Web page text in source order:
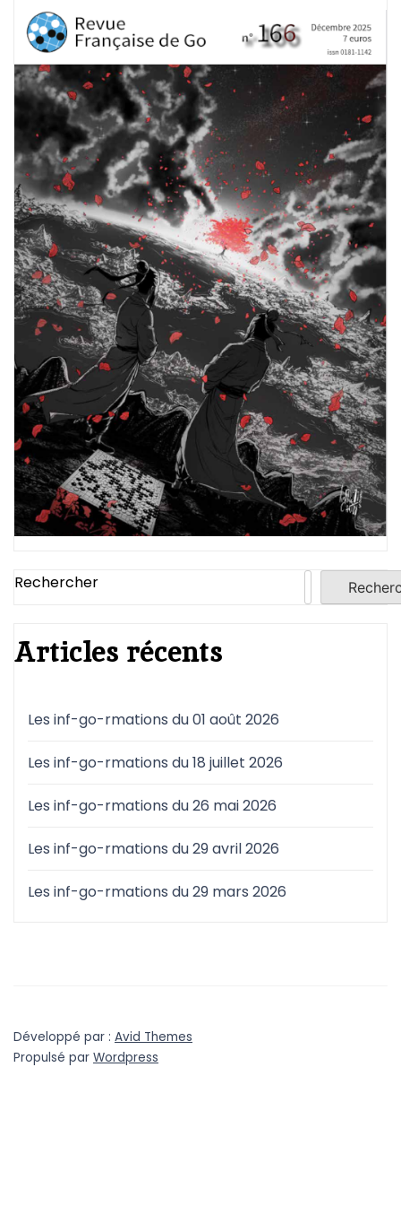
Rechercher
Articles récents
Les inf-go-rmations du 01 août 2026
Les inf-go-rmations du 18 juillet 2026
Les inf-go-rmations du 26 mai 2026
Les inf-go-rmations du 29 avril 2026
Les inf-go-rmations du 29 mars 2026
Développé par : Avid Themes
Propulsé par Wordpress